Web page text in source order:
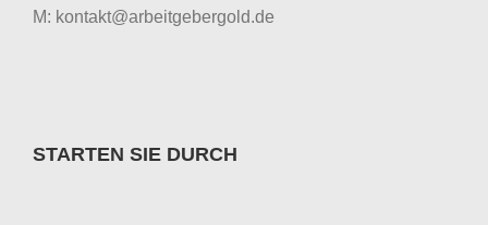
M: kontakt@arbeitgebergold.de
STARTEN SIE DURCH